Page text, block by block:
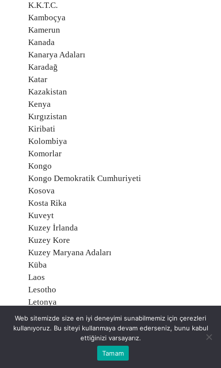
K.K.T.C.
Kamboçya
Kamerun
Kanada
Kanarya Adaları
Karadağ
Katar
Kazakistan
Kenya
Kırgızistan
Kiribati
Kolombiya
Komorlar
Kongo
Kongo Demokratik Cumhuriyeti
Kosova
Kosta Rika
Kuveyt
Kuzey İrlanda
Kuzey Kore
Kuzey Maryana Adaları
Küba
Laos
Lesotho
Letonya
Liberya
Libya
Web sitemizde size en iyi deneyimi sunabilmemiz için çerezleri
kullanıyoruz. Bu siteyi kullanmaya devam ederseniz, bunu kabul
ettiğinizi varsayarız.
Tamam